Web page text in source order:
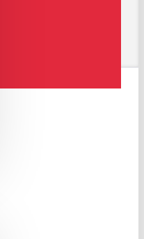
farkettiğiniz
olur.